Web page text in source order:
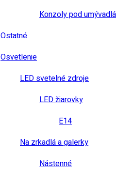
Konzoly pod umývadlá
Ostatné
Osvetlenie
LED svetelné zdroje
LED žiarovky
E14
Na zrkadlá a galerky
Nástenné